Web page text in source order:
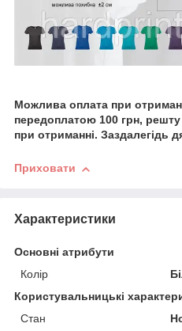
Можлива оплата при
передоплатою 100 грн,
при отриманні. Заздалегідь
Приховати
Характеристики
Основні атрибути
Колір
Користувальницькі
Стан